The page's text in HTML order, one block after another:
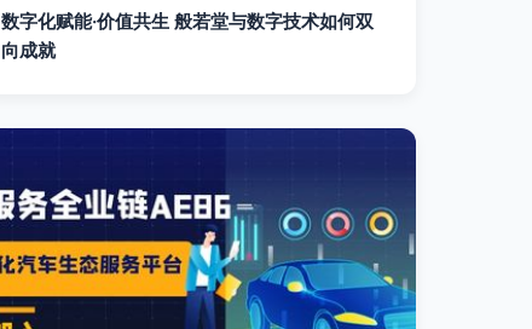
数字化赋能·价值共生 般若堂与数字技术如何双
向成就